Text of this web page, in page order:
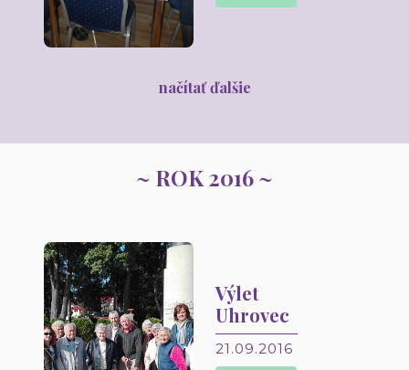
načítať ďalšie
~ ROK 2016 ~
Výlet
Uhrovec
21.09.2016